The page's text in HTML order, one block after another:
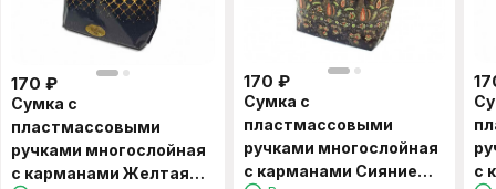
170 ₽
Сумка с
пластмассовыми
ручками многослойная
с карманами Желтая
170 ₽
Сумка с
пластмассовыми
ручками многослойная
с карманами Сияние
с